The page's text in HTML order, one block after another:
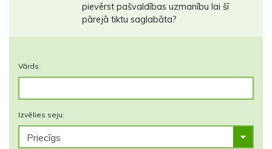
pievērst pašvaldības uzmanību lai šī
pārejā tiktu saglabāta?
Vārds:
Izvēlies seju: